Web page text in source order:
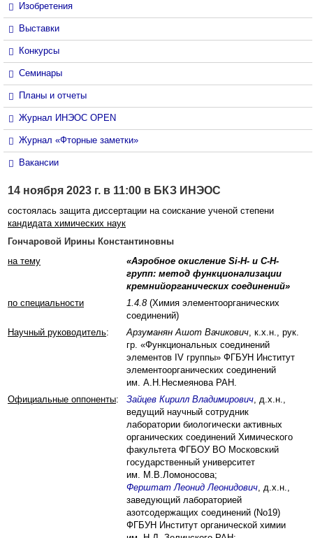
Изобретения
Выставки
Конкурсы
Семинары
Планы и отчеты
Журнал ИНЭОС OPEN
Журнал «Фторные заметки»
Вакансии
14 ноября 2023 г. в 11:00 в БКЗ ИНЭОС
состоялась защита диссертации на соискание ученой степени
кандидата химических наук
Гончаровой Ирины Константиновны
на тему
«Аэробное окисление Si-H- и C-H-
групп: метод функционализации
кремнийорганических соединений»
по специальности
1.4.8(Химия элементоорганических
соединений)
Научный руководитель: Арзуманян Ашот Вачикович, к.х.н., рук.
гр. «Функциональных соединений
элементов IV группы» ФГБУН Институт
элементоорганических соединений
им. А.Н.Несмеянова РАН.
Официальные оппоненты: Зайцев Кирилл Владимирович, д.х.н.,
ведущий научный сотрудник
лаборатории биологически активных
органических соединений Химического
факультета ФГБОУ ВО Московский
государственный университет
им. М.В.Ломоносова;
Ферштат Леонид Леонидович, д.х.н.,
заведующий лабораторией
азотсодержащих соединений (No19)
ФГБУН Институт органической химии